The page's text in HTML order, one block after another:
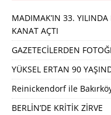
MADIMAK’IN 33. YILINDA
KANAT AÇTI
GAZETECİLERDEN
YÜKSEL ERTAN 90
Reinickendorf ile
BERLİN’DE KRİTİK ZİRVE